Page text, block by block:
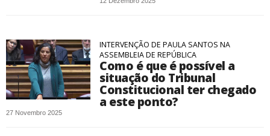
INTERVENÇÃO DE PAULA SANTOS NA
ASSEMBLEIA DE REPÚBLICA
Como é que é possível a
situação do Tribunal
Constitucional ter chegado
a este ponto?
27 Novembro 2025